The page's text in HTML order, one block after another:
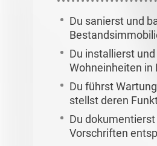
Du sanierst und
Du installierst
Wohneinheiten in
Du führst
stellst deren
Du
Vorschriften